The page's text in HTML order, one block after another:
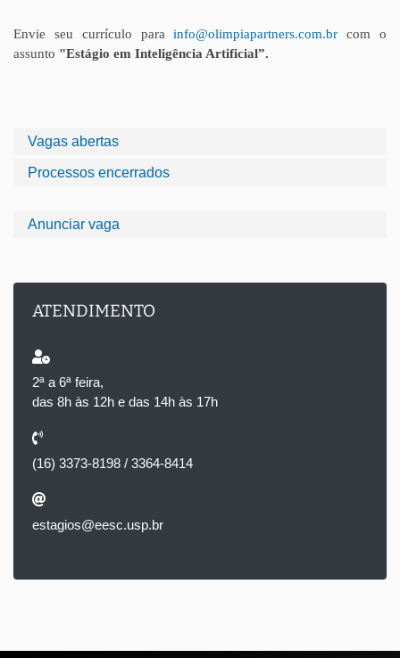
Vagas abertas
Processos encerrados
Anunciar vaga
ATENDIMENTO
2ª a 6ª feira,
das 8h às 12h e das 14h às 17h
(16) 3373-8198 / 3364-8414
estagios@eesc.usp.br
Envie seu currículo parainfo@olimpiapartners.com.br com o
assunto "Estágio em Inteligência Artificial”.